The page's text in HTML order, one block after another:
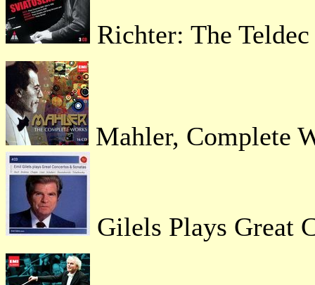
Richter: The
Mahler,
Gilels Plays Great